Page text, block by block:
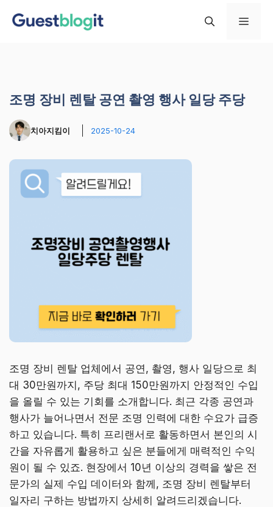
메
조명 장비 렌탈 공연 촬영 행사 일당 주당
치아지킴이 2025-10-24
조명 장비 렌탈 업체에서 공연, 촬영, 행사 일당으로 최
대 30만원까지, 주당 최대 150만원까지 안정적인 수입
을 올릴 수 있는 기회를 소개합니다. 최근 각종 공연과
행사가 늘어나면서 전문 조명 인력에 대한 수요가 급증
하고 있습니다. 특히 프리랜서로 활동하면서 본인의 시
간을 자유롭게 활용하고 싶은 분들에게 매력적인 수익
원이 될 수 있죠. 현장에서 10년 이상의 경력을 쌓은 전
문가의 실제 수입 데이터와 함께, 조명 장비 렌탈부터
일자리 구하는 방법까지 상세히 알려드리겠습니다.